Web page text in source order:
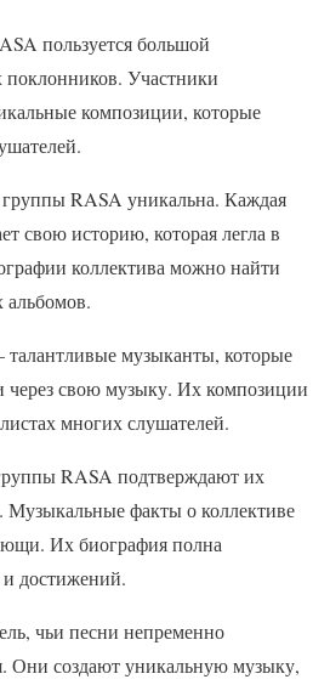
пользуется большой
поклонников. Участники
композиции, которые
RASA уникальна. Каждая
свою историю, которая легла в
коллектива можно найти
музыканты, которые
через свою музыку. Их композиции
многих слушателей.
RASA подтверждают их
Музыкальные факты о коллективе
Их биография полна
достижений.
чьи песни непременно
Они создают уникальную музыку,